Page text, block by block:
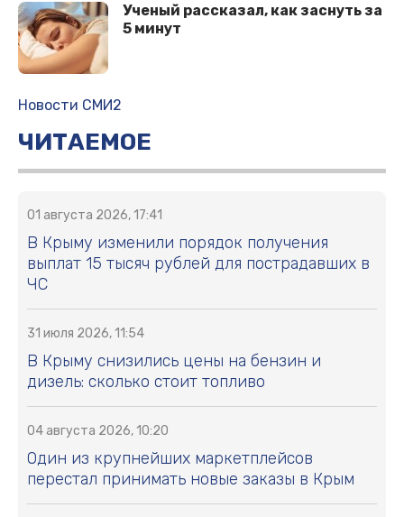
Ученый рассказал, как заснуть за
5 минут
Новости СМИ2
ЧИТАЕМОЕ
01 августа 2026, 17:41
В Крыму изменили порядок получения
выплат 15 тысяч рублей для пострадавших в
ЧС
31 июля 2026, 11:54
В Крыму снизились цены на бензин и
дизель: сколько стоит топливо
04 августа 2026, 10:20
Один из крупнейших маркетплейсов
перестал принимать новые заказы в Крым